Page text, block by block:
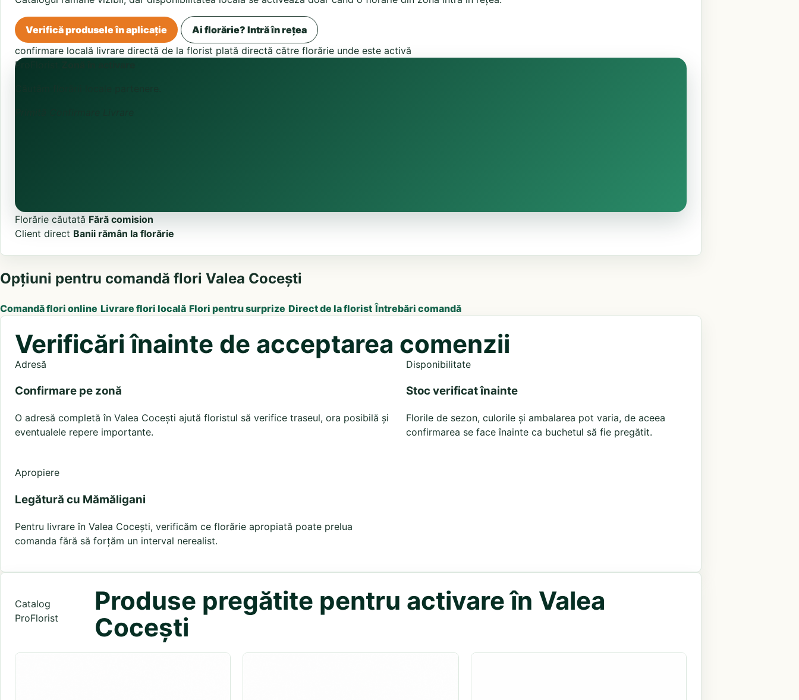
Verifică produsele în aplicație
Ai florărie? Intră în rețea
confirmare locală livrare directă de la florist plată directă către florărie unde este activă
ProFlorist
Florărie căutată Fără comision
Client direct Banii rămân la florărie
Opțiuni pentru comandă flori Valea Cocești
Comandă flori online Livrare flori locală Flori pentru surprize Direct de la florist Întrebări comandă
Verificări înainte de acceptarea comenzii
Adresă
Confirmare pe zonă
O adresă completă în Valea Cocești ajută floristul să verifice traseul, ora posibilă și
eventualele repere importante.
Disponibilitate
Stoc verificat înainte
Florile de sezon, culorile și ambalarea pot varia, de aceea
confirmarea se face înainte ca buchetul să fie pregătit.
Apropiere
Legătură cu Mămăligani
Pentru livrare în Valea Cocești, verificăm ce florărie apropiată poate prelua
comanda fără să forțăm un interval nerealist.
Catalog
ProFlorist
Produse pregătite pentru activare în Valea
Cocești